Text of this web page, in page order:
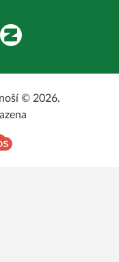
Zonerama
© 2026.